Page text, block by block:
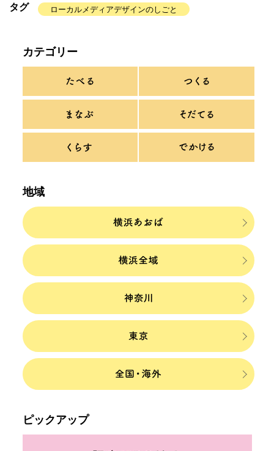
タグ ローカルメディアデザインのしごと
カテゴリー
地域
ピックアップ